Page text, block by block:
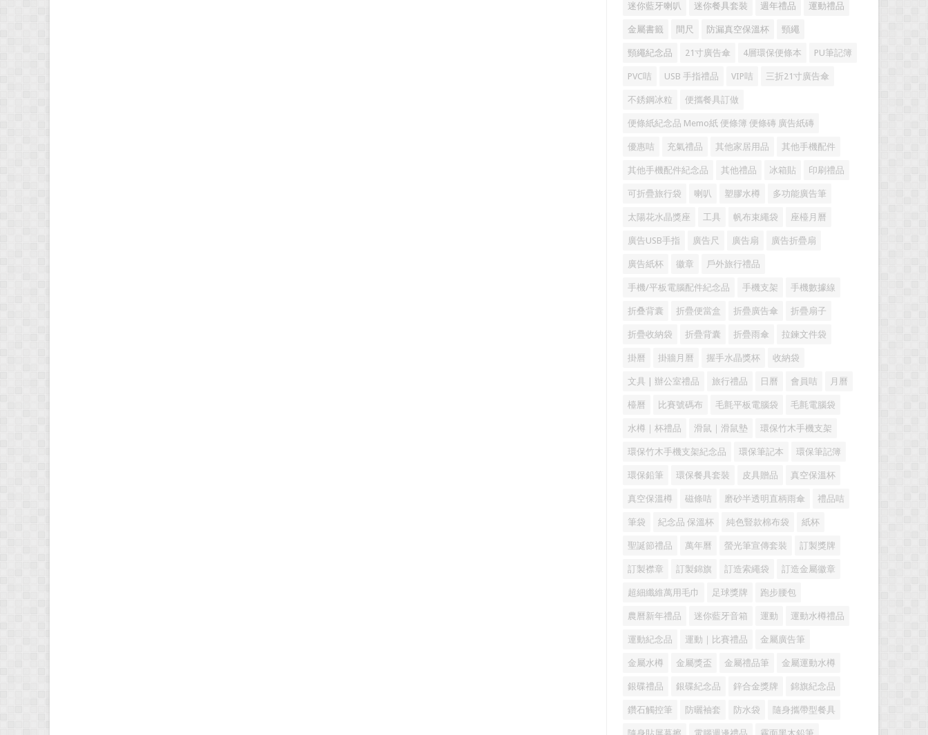
迷你藍牙喇叭 迷你餐具套裝 週年禮品 運動禮品
金屬書籤 間尺 防漏真空保溫杯 頸繩
頸繩紀念品 21寸廣告傘 4層環保便條本 PU筆記簿
PVC咭 USB 手指禮品 VIP咭 三折21寸廣告傘
不銹鋼冰粒 便攜餐具訂做
便條紙紀念品 Memo紙 便條簿 便條磚 廣告紙磚
優惠咭 充氣禮品 其他家居用品 其他手機配件
其他手機配件紀念品 其他禮品 冰箱貼 印刷禮品
可折疊旅行袋 喇叭 塑膠水樽 多功能廣告筆
太陽花水晶獎座 工具 帆布束繩袋 座檯月曆
廣告USB手指 廣告尺 廣告扇 廣告折疊扇
廣告紙杯 徽章 戶外旅行禮品
手機/平板電腦配件紀念品 手機支架 手機數據線
折叠背囊 折疊便當盒 折疊廣告傘 折疊扇子
折疊收納袋 折疊背囊 折疊雨傘 拉鍊文件袋
掛曆 掛牆月曆 握手水晶獎杯 收納袋
文具 | 辦公室禮品 旅行禮品 日曆 會員咭 月曆
檯曆 比賽號碼布 毛氈平板電腦袋 毛氈電腦袋
水樽｜杯禮品 滑鼠｜滑鼠墊 環保竹木手機支架
環保竹木手機支架紀念品 環保筆記本 環保筆記簿
環保鉛筆 環保餐具套裝 皮具贈品 真空保溫杯
真空保溫樽 磁條咭 磨砂半透明直柄雨傘 禮品咭
筆袋 紀念品 保溫杯 純色豎款棉布袋 紙杯
聖誕節禮品 萬年曆 螢光筆宣傳套裝 訂製獎牌
訂製襟章 訂製錦旗 訂造索繩袋 訂造金屬徽章
超細纖維萬用毛巾 足球獎牌 跑步腰包
農曆新年禮品 迷你藍牙音箱 運動 運動水樽禮品
運動紀念品 運動｜比賽禮品 金屬廣告筆
金屬水樽 金屬獎盃 金屬禮品筆 金屬運動水樽
銀碟禮品 銀碟紀念品 鋅合金獎牌 錦旗紀念品
鑽石觸控筆 防曬袖套 防水袋 隨身攜帶型餐具